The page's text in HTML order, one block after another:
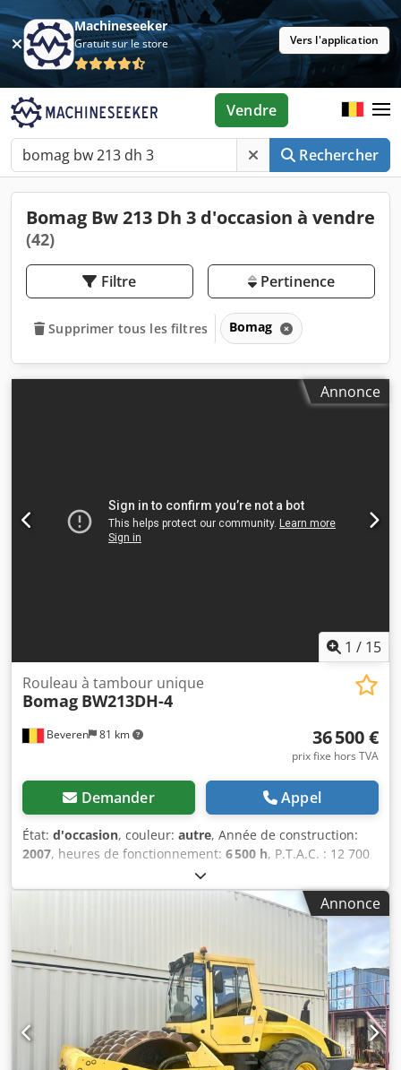
Machineseeker
Gratuit sur le store Vers l'application
Rechercher
Vendre
Bomag Bw 213 Dh 3 d'occasion à vendre
(42)
Filtre Pertinence
Supprimer tous les filtres Bomag
Annonce
1 / 15
Beveren 81 km
Rouleau à tambour unique
Bomag BW213DH-4
36 500 €
prix fixe hors TVA
Demander Appel
État: d'occasion, couleur: autre, Année de construction:
2007, heures de fonctionnement: 6 500 h, P.T.A.C. : 12 700
kg Marque du moteur : Deutz Marquage CE : oui Numéro
de série : 101582511260 Machines à vendre ! Parcourez
notre site pour découvrir une vaste sélection de machines
prêtes à l’achat. Nous disposons de plus d’options que
celles présentées en ligne, n’hésitez pas à nous appeler ou
à nous écrire à tout moment. Toutes nos machines sont
entièrement révisées et contrôlées pour leur fiabilité.
Besoin de photos ? Contactez-nous et nous vous les
transmettrons rapidement. Nous sommes à votre service
en néerlandais, anglais, français, allemand, espagnol et
russe. Dsdsy R Uwropfx Ai Dsck Découvrez notre large
Annonce